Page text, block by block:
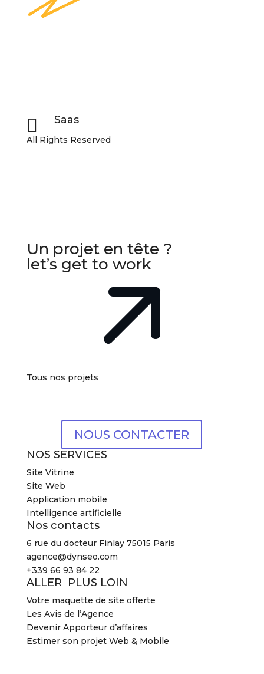
 Saas
All Rights Reserved
Un projet en tête ?
let’s get to work
Tous nos projets
NOUS CONTACTER
NOS SERVICES
Site Vitrine
Site Web
Application mobile
Intelligence artificielle
Nos contacts
6 rue du docteur Finlay 75015 Paris
agence@dynseo.com
+339 66 93 84 22
ALLER PLUS LOIN
Votre maquette de site offerte
Les Avis de l’Agence
Devenir Apporteur d’affaires
Estimer son projet Web & Mobile